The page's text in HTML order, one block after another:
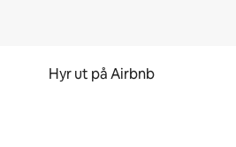
Hyr ut på Airbnb